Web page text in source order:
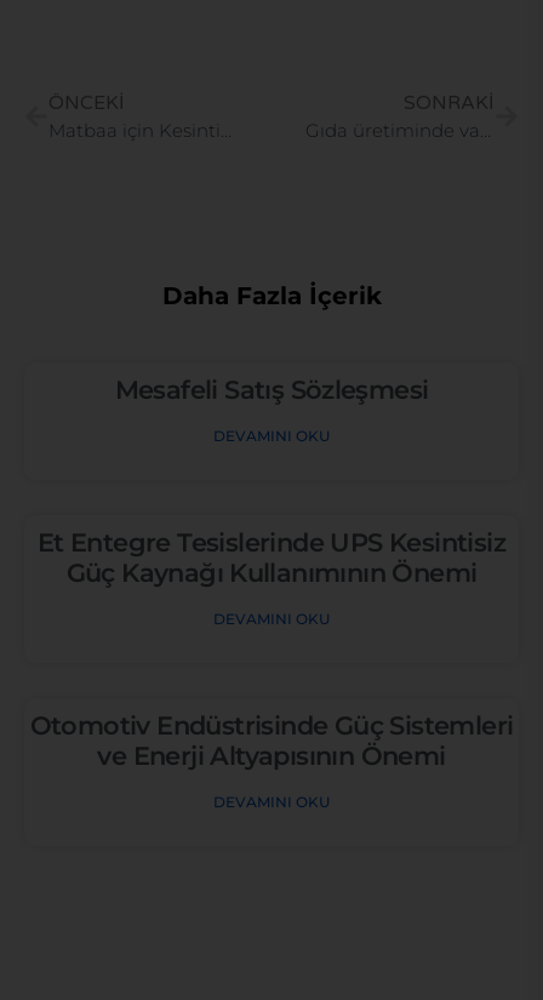
ÖNCEKI
Matbaa için Kesintisiz Güç Kaynağı UPS Sistemleri
SONRAKI
Gıda üretiminde vakum ambalaj makineleri durursa, kalite düşer ve kayıplar artar…
Daha Fazla İçerik
Mesafeli Satış Sözleşmesi
DEVAMINI OKU
Et Entegre Tesislerinde UPS Kesintisiz
Güç Kaynağı Kullanımının Önemi
DEVAMINI OKU
Otomotiv Endüstrisinde Güç Sistemleri
ve Enerji Altyapısının Önemi
DEVAMINI OKU